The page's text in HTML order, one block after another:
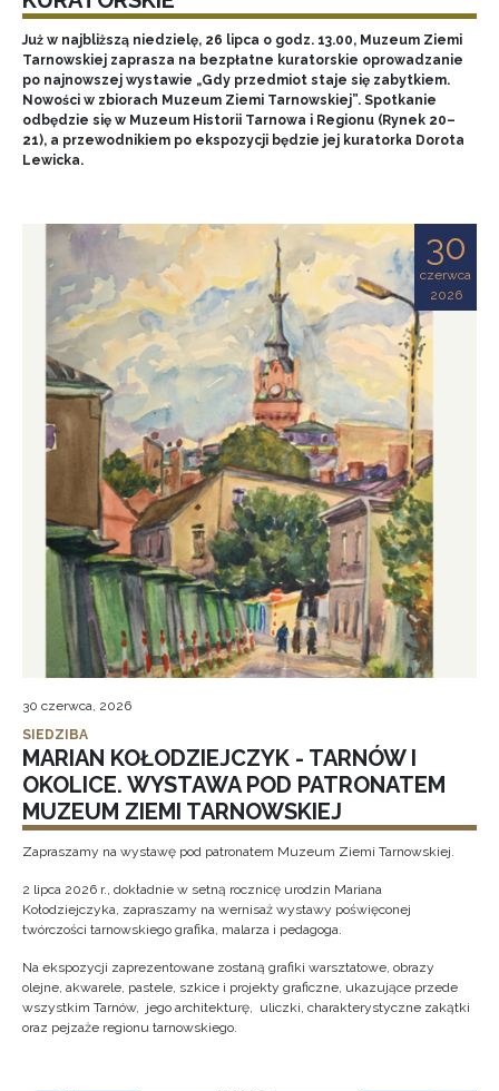
Już w najbliższą niedzielę, 26 lipca o godz. 13.00, Muzeum Ziemi
Tarnowskiej zaprasza na bezpłatne kuratorskie oprowadzanie
po najnowszej wystawie „Gdy przedmiot staje się zabytkiem.
Nowości w zbiorach Muzeum Ziemi Tarnowskiej”. Spotkanie
odbędzie się w Muzeum Historii Tarnowa i Regionu (Rynek 20–
21), a przewodnikiem po ekspozycji będzie jej kuratorka Dorota
Lewicka.
30
czerwca
2026
30 czerwca, 2026
SIEDZIBA
MARIAN KOŁODZIEJCZYK - TARNÓW I
OKOLICE. WYSTAWA POD PATRONATEM
MUZEUM ZIEMI TARNOWSKIEJ
Zapraszamy na wystawę pod patronatem Muzeum Ziemi Tarnowskiej.
2 lipca 2026 r., dokładnie w setną rocznicę urodzin Mariana
Kołodziejczyka, zapraszamy na wernisaż wystawy poświęconej
twórczości tarnowskiego grafika, malarza i pedagoga.
Na ekspozycji zaprezentowane zostaną grafiki warsztatowe, obrazy
olejne, akwarele, pastele, szkice i projekty graficzne, ukazujące przede
wszystkim Tarnów, jego architekturę, uliczki, charakterystyczne zakątki
oraz pejzaże regionu tarnowskiego.